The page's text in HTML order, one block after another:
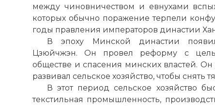
между чиновничеством и евнухами
которых обычно поражение терпели
годы правления императоров династии
В эпоху Минской династии
Цзюйчжэн. Он провел реформу с
обществе и спасения минских властей.
развивал сельское хозяйство, чтобы снять
В этот период сельское хозяйство
текстильная промышленность,